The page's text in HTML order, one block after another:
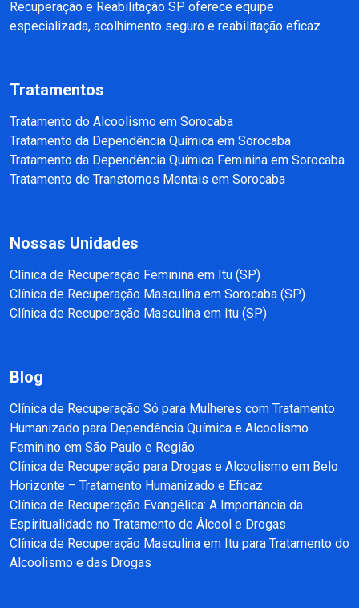
Recuperação e Reabilitação SP oferece equipe
especializada, acolhimento seguro e reabilitação eficaz.
Tratamentos
Tratamento do Alcoolismo em Sorocaba
Tratamento da Dependência Química em Sorocaba
Tratamento da Dependência Química Feminina em Sorocaba
Tratamento de Transtornos Mentais em Sorocaba
Nossas Unidades
Clínica de Recuperação Feminina em Itu (SP)
Clínica de Recuperação Masculina em Sorocaba (SP)
Clínica de Recuperação Masculina em Itu (SP)
Blog
Clínica de Recuperação Só para Mulheres com Tratamento
Humanizado para Dependência Química e Alcoolismo
Feminino em São Paulo e Região
Clínica de Recuperação para Drogas e Alcoolismo em Belo
Horizonte – Tratamento Humanizado e Eficaz
Clínica de Recuperação Evangélica: A Importância da
Espiritualidade no Tratamento de Álcool e Drogas
Clínica de Recuperação Masculina em Itu para Tratamento do
Alcoolismo e das Drogas